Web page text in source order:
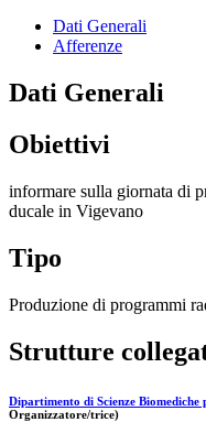
Dati Generali
Afferenze
Dati Generali
Obiettivi
informare sulla giornata di
ducale in Vigevano
Tipo
Produzione di programmi
Strutture
Dipartimento di Scienze Biomediche
Organizzatore/trice)